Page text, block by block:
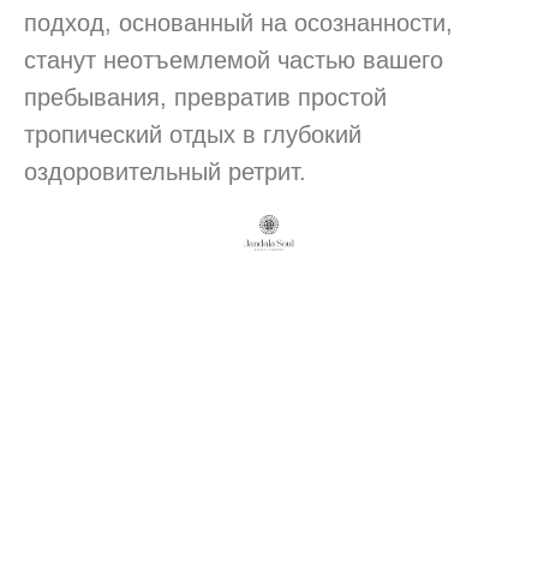
подход, основанный на осознанности,
станут неотъемлемой частью вашего
пребывания, превратив простой
тропический отдых в глубокий
оздоровительный ретрит.